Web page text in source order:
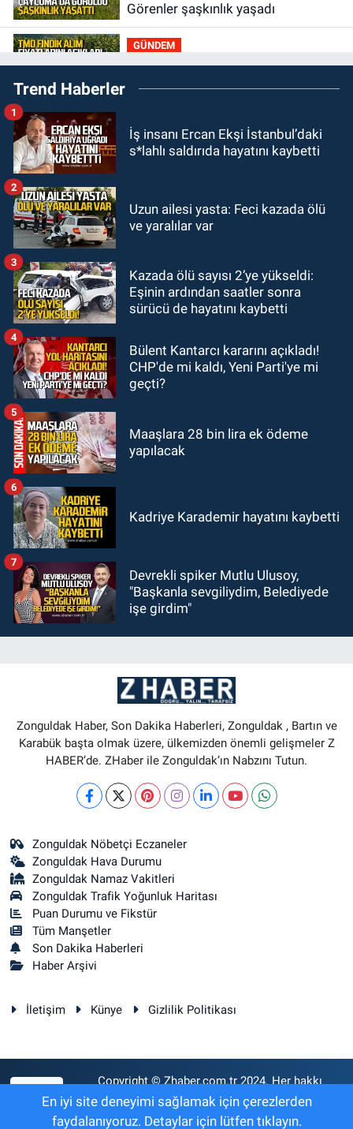
Görenler şaşkınlık yaşadı
GÜNDEM
19:12TMO kabuklu fındık alım
fiyatlarını açıkladı
18:52Zonguldak'ta pitbul köpek
anne ve çocuğuna saldırdı: Tedavi
18:44Zonguldak'ta araç yayaya
GÜNDEM
18:32
kabri başında anıldı
Trend Haberler
İş insanı Ercan Ekşi İstanbul’daki
s*lahlı saldırıda hayatını kaybetti
1
Uzun ailesi yasta: Feci kazada ölü
ve yaralılar var
2
Kazada ölü sayısı 2’ye yükseldi:
Eşinin ardından saatler sonra
sürücü de hayatını kaybetti
3
Bülent Kantarcı kararını açıkladı!
CHP'de mi kaldı, Yeni Parti'ye mi
geçti?
4
Maaşlara 28 bin lira ek ödeme
yapılacak
5
Kadriye Karademir hayatını kaybetti
6
Devrekli spiker Mutlu Ulusoy,
"Başkanla sevgiliydim, Belediyede
işe girdim"
7
Zonguldak Haber, Son Dakika Haberleri, Zonguldak , Bartın ve
Karabük başta olmak üzere, ülkemizden önemli gelişmeler Z
HABER’de. ZHaber ile Zonguldak’ın Nabzını Tutun.
Zonguldak Nöbetçi Eczaneler
Zonguldak Hava Durumu
Zonguldak Namaz Vakitleri
Zonguldak Trafik Yoğunluk Haritası
Puan Durumu ve Fikstür
Tüm Manşetler
Son Dakika Haberleri
Haber Arşivi
İletişim Künye Gizlilik Politikası
Copyright © Zhaber.com.tr 2024. Her hakkı
saklıdır.
En iyi site deneyimi sağlamak için çerezlerden
faydalanıyoruz. Detaylar için lütfen tıklayın.